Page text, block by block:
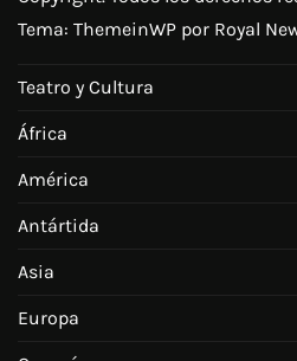
Tema: ThemeinWP por Royal
Teatro y Cultura
África
América
Antártida
Asia
Europa